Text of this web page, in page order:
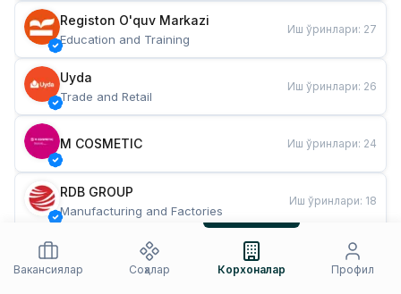
Registon O'quv Markazi
Education and Training
Иш ўринлари: 27
Uyda
Trade and Retail
Иш ўринлари: 26
M COSMETIC Иш ўринлари: 24
RDB GROUP
Manufacturing and Factories
Иш ўринлари: 18
Restaurants and Fast Food
Иш ўринлари
Вакансиялар
Соҳалар Корхоналар Профил